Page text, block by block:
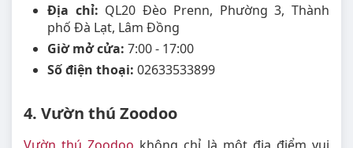
Địa chỉ: QL20 Đèo Prenn, Phường 3, Thành
phố Đà Lạt, Lâm Đồng
Giờ mở cửa: 7:00 - 17:00
Số điện thoại: 02633533899
4. Vườn thú Zoodoo